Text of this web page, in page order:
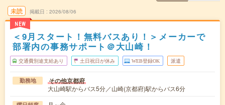
未読
NEW
掲載日 2026/08/06
＜9月スタート！無料バスあり！＞メーカーで
部署内の事務サポート＠大山崎！
交通費別途支給あり 土日祝日が休み WEB登録OK 派遣
勤務地 その他京都府
大山崎駅からバス5分／山崎(京都府)駅からバス6分